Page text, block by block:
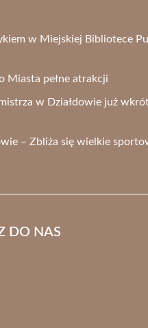
w Miejskiej Bibliotece
Miasta pełne atrakcji
w Działdowie już
– Zbliża się wielkie
DO NAS